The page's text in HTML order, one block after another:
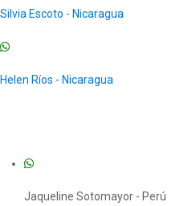
Silvia Escoto - Nicaragua
Helen Ríos - Nicaragua
Jaqueline Sotomayor - Perú